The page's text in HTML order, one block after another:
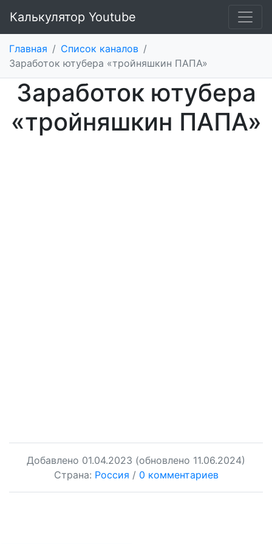
Калькулятор Youtube
Главная / Список каналов /
Заработок ютубера «тройняшкин ПАПА»
Заработок ютубера
«тройняшкин ПАПА»
Добавлено 01.04.2023 (обновлено 11.06.2024)
Страна: Россия / 0 комментариев